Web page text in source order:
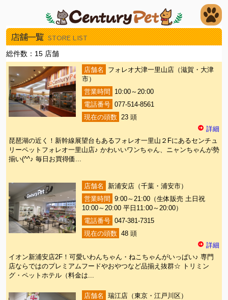
店舗一覧 STORE LIST
総件数：15 店舗
店舗名
フォレオ大津一里山店（滋賀・大津
市）
営業時間
10:00～20:00
電話番号 077-514-8561
現在の頭数 23 頭
詳細
琵琶湖の近く！新幹線展望台もあるフォレオ一里山２Fにあるセンチュ
リーペットフォレオ一里山店♪ かわいいワンちゃん、ニャンちゃんが勢
揃い(^^♪ 毎日お買得価...
店舗名
新浦安店（千葉・浦安市）
営業時間
9:00～21:00（生体販売 土日祝
10:00～20:00 平日11:00～20:00）
電話番号 047-381-7315
現在の頭数 48 頭
詳細
イオン新浦安店2F！可愛いわんちゃん・ねこちゃんがいっぱい♪ 専門
店ならではのプレミアムフードやおやつなど品揃え抜群☆ トリミン
グ・ペットホテル（料金は...
店舗名
瑞江店（東京・江戸川区）